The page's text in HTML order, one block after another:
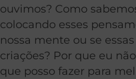
ouvimos? Como
colocando esses
nossa mente ou se
criações? Por que eu
que posso fazer para